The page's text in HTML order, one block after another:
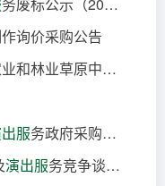
1小时前
1小时前
询价采购公告
13小时前
新疆生产建设兵团第一师十团农业和林业草原中心11连2026年绿洲之夏活动租赁
15小时前
服务政府采购合同公告
15小时前
演出服务竞争谈判公告